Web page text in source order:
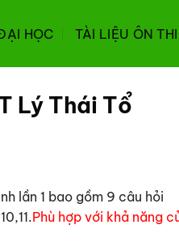
HỌC TÀI LIỆU ÔN
Lý Thái Tổ
lần 1 bao gồm 9 câu hỏi
Phù hợp với khả năng